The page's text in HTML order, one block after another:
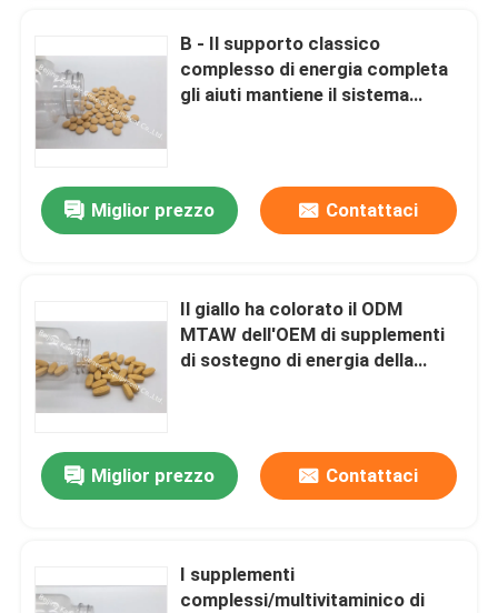
Casa
B - Il supporto classico
complesso di energia completa
gli aiuti mantiene il sistema
Miglior prezzo Contattaci
Il giallo ha colorato il ODM
MTAW dell'OEM di supplementi
di sostegno di energia della
Miglior prezzo Contattaci
I supplementi
complessi/multivitaminico di